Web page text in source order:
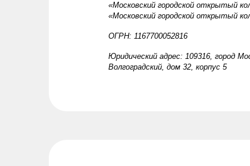
«Московский городской открытый
«Московский городской открытый
ОГРН: 1167700052816
Юридический адрес: 109316, город
Волгоградский, дом 32, корпус 5